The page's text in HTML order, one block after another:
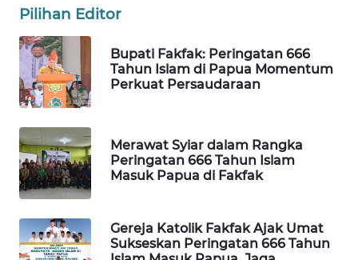
Pilihan Editor
Bupati Fakfak: Peringatan 666
Tahun Islam di Papua Momentum
Perkuat Persaudaraan
Merawat Syiar dalam Rangka
Peringatan 666 Tahun Islam
Masuk Papua di Fakfak
Gereja Katolik Fakfak Ajak Umat
Sukseskan Peringatan 666 Tahun
NET
PLN
WATCH
LPKKI
LKKI
KOPEKLIN